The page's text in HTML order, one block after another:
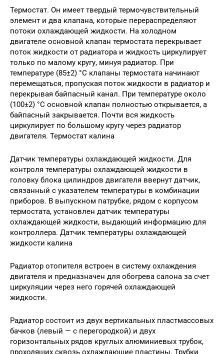
Термостат. Он имеет твердый термочувствительный
элемент и два клапана, которые перераспределяют
потоки охлаждающей жидкости. На холодном
двигателе основной клапан термостата перекрывает
поток жидкости от радиатора и жидкость циркулирует
только по малому кругу, минуя радиатор. При
температуре (85±2) °С клапаны термостата начинают
перемещаться, пропуская поток жидкости в радиатор и
перекрывая байпасный канал. При температуре около
(100±2) °С основной клапан полностью открывается, а
байпасный закрывается. Почти вся жидкость
циркулирует по большому кругу через радиатор
двигателя. Термостат калина
Датчик температуры охлаждающей жидкости. Для
контроля температуры охлаждающей жидкости в
головку блока цилиндров двигателя ввернут датчик,
связанный с указателем температуры в комбинации
приборов. В выпускном патрубке, рядом с корпусом
термостата, установлен датчик температуры
охлаждающей жидкости, выдающий информацию для
контроллера. Датчик температуры охлаждающей
жидкости калина
Радиатор отопителя встроен в систему охлаждения
двигателя и предназначен для обогрева салона за счет
циркуляции через него горячей охлаждающей
жидкости.
Радиатор состоит из двух вертикальных пластмассовых
бачков (левый — с перегородкой) и двух
горизонтальных рядов круглых алюминиевых трубок,
проходящих сквозь охлаждающие пластины. Трубки